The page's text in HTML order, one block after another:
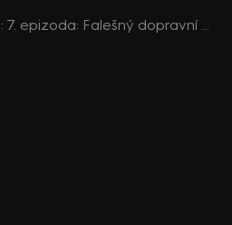
Speciál: 7. epizoda: Falešný dopravní policista / Výtržníci na ledu / Fotbaloví vandalové